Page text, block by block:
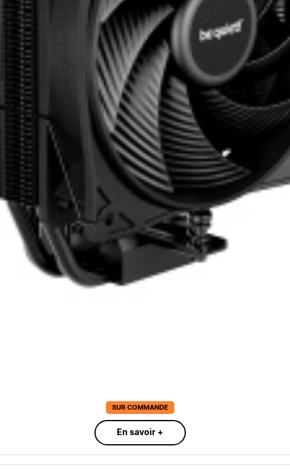
SUR COMMANDE
En savoir +